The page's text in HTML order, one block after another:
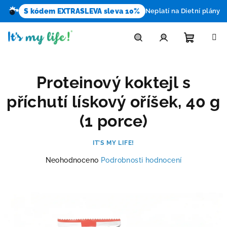
S kódem EXTRASLEVA sleva 10% Neplatí na Dietní plány
košík
Proteinový koktejl s
příchutí lískový oříšek, 40 g
(1 porce)
IT’S MY LIFE!
Neohodnoceno Podrobnosti hodnocení